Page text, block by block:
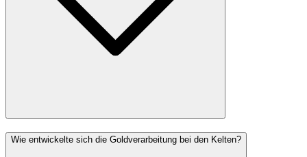
Wie entwickelte sich die Goldverarbeitung bei den Kelten?